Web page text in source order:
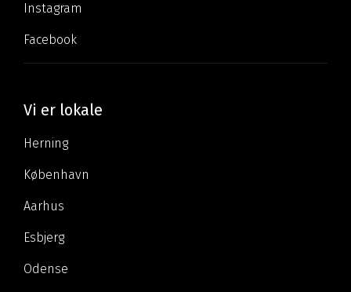
Instagram
Facebook
Vi er lokale
Herning
København
Aarhus
Esbjerg
Odense